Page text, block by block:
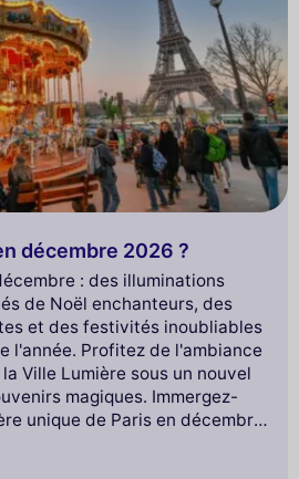
décembre 2026 ?
: des illuminations
de Noël enchanteurs, des
et des festivités inoubliables
l'année. Profitez de l'ambiance
Ville Lumière sous un nouvel
magiques. Immergez-
unique de Paris en décembre
planifier votre séjour parfait